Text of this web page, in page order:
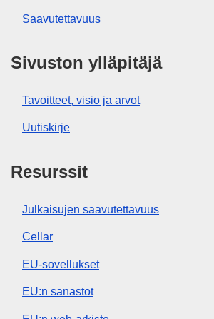
Saavutettavuus
Sivuston ylläpitäjä
Tavoitteet, visio ja arvot
Uutiskirje
Resurssit
Julkaisujen saavutettavuus
Cellar
EU-sovellukset
EU:n sanastot